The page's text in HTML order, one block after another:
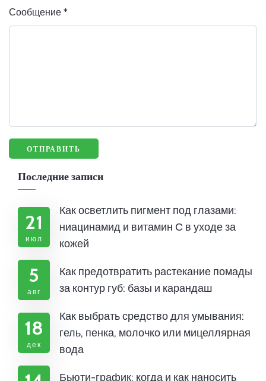
Сообщение *
Последние записи
21
июл
Как осветлить пигмент под глазами:
ниацинамид и витамин С в уходе за
кожей
5
авг
Как предотвратить растекание помады
за контур губ: базы и карандаш
18
дек
Как выбрать средство для умывания:
гель, пенка, молочко или мицеллярная
вода
Бьюти-график: когда и как наносить